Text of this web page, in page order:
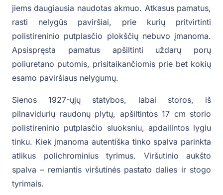
jiems daugiausia naudotas akmuo. Atkasus pamatus,
rasti nelygūs paviršiai, prie kurių pritvirtinti
polistireninio putplasčio plokščių nebuvo įmanoma.
Apsispręsta pamatus apšiltinti uždarų porų
poliuretano putomis, prisitaikančiomis prie bet kokių
esamo paviršiaus nelygumų.
Sienos 1927-ųjų statybos, labai storos, iš
pilnavidurių raudonų plytų, apšiltintos 17 cm storio
polistireninio putplasčio sluoksniu, apdailintos lygiu
tinku. Kiek įmanoma autentiška tinko spalva parinkta
atlikus polichrominius tyrimus. Viršutinio aukšto
spalva – remiantis viršutinės pastato dalies ir stogo
tyrimais.